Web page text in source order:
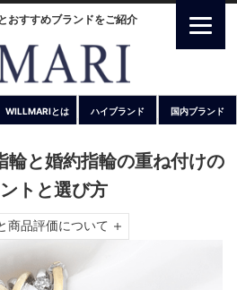
おすすめブランドをご紹介
WILLMARIとは ハイブランド 国内ブランド
輪と婚約指輪の重ね付けの
トと選び方
商品評価について